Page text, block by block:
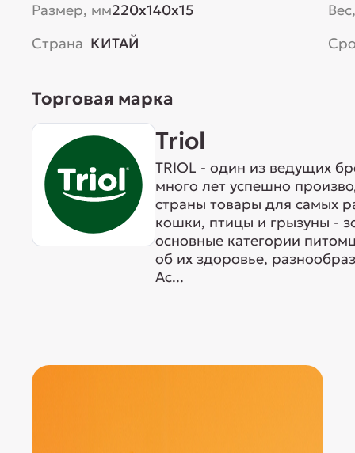
Размер, мм220x140x15
Страна КИТАЙ
Торговая марка
Triol
TRIOL - один из ведущих
много лет успешно
страны товары для самых
кошки, птицы и грызуны -
основные категории
об их здоровье,
Ас...